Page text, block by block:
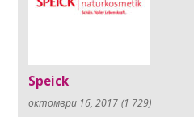
Speick
октомври 16, 2017 (1 729)